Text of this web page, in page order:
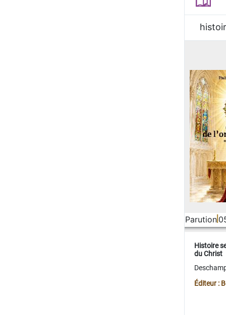
Parution
Histoire
du Christ
Éditeur :